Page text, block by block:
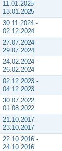
11.01.2025 -
13.01.2025
30.11.2024 -
02.12.2024
27.07.2024 -
29.07.2024
24.02.2024 -
26.02.2024
02.12.2023 -
04.12.2023
30.07.2022 -
01.08.2022
21.10.2017 -
23.10.2017
22.10.2016 -
24.10.2016